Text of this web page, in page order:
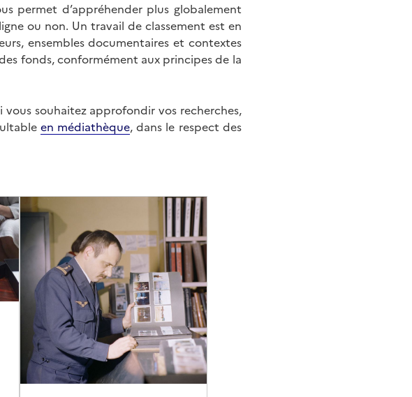
permet d’appréhender plus globalement
ou non. Un travail de classement est en
ensembles documentaires et contextes
fonds, conformément aux principes de la
vous souhaitez approfondir vos recherches,
en médiathèque, dans le respect des